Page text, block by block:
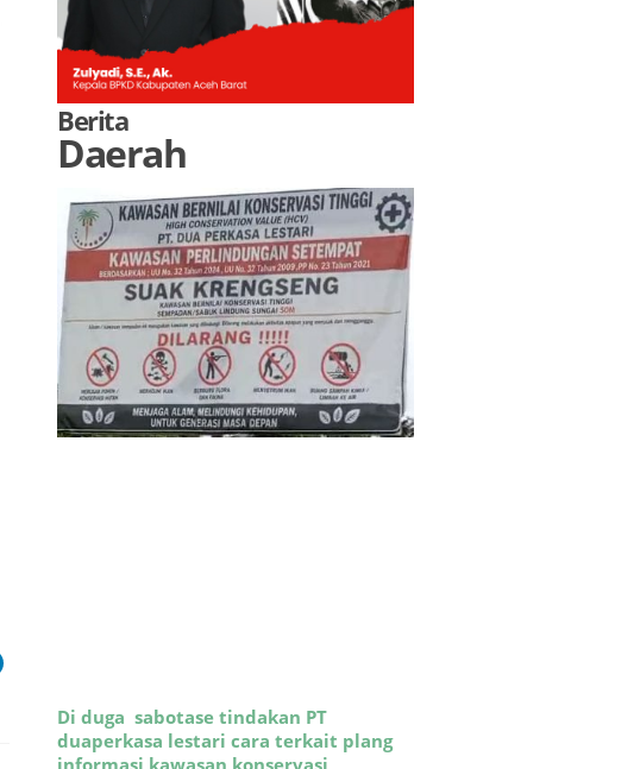
Berita
Daerah
Di duga sabotase tindakan PT
duaperkasa lestari cara terkait plang
informasi kawasan konservasi